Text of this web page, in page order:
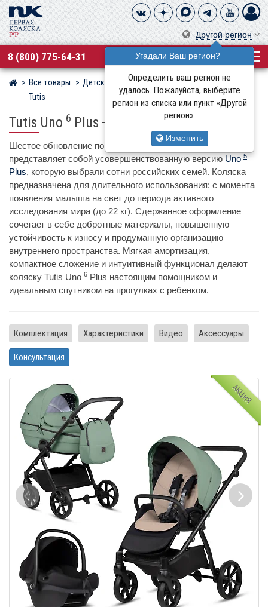
Другой регион
Угадали Ваш регион?
Определить ваш регион не
удалось. Пожалуйста, выберите
регион из списка или пункт «Другой
регион».
Изменить
8 (800) 775-64-31
Магазин детских колясок
Все товары Детские коляски
Детские коляски 3 в 1
Tutis
Tutis Uno 6 Plus + Elo Lux
Шестое обновление популярной линейки Tutis Uno
представляет собой усовершенствованную версиюUno5
Plus, которую выбрали сотни российских семей. Коляска
предназначена для длительного использования: с момента
появления малыша на свет до периода активного
исследования мира (до 22 кг). Сдержанное оформление
сочетает в себе добротные материалы, повышенную
устойчивость к износу и продуманную организацию
внутреннего пространства. Мягкая амортизация,
компактное сложение и интуитивный функционал делают
коляску Tutis Uno 6 Plus настоящим помощником и
идеальным спутником на прогулках с ребенком.
Комплектация Характеристики Видео Аксессуары
Консультация
АКЦИЯ